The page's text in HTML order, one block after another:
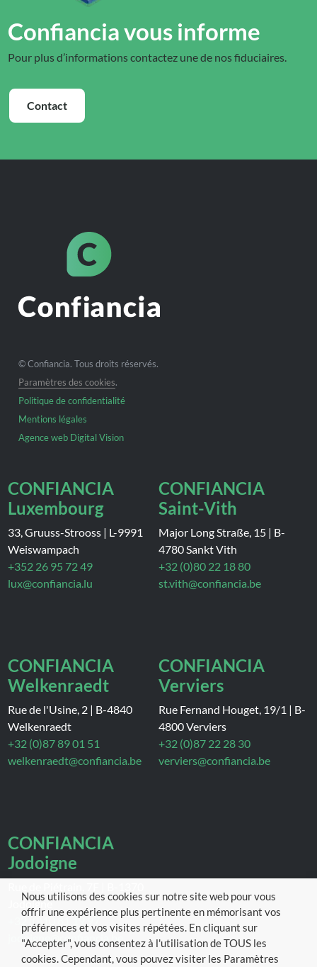
Confiancia vous informe
Pour plus d’informations contactez une de nos fiduciaires.
Contact
© Confiancia. Tous droits réservés.
Paramètres des cookies.
Politique de confidentialité
Mentions légales
Agence web Digital Vision
CONFIANCIA
Luxembourg
33, Gruuss-Strooss | L-9991
Weiswampach
+352 26 95 72 49
lux@confiancia.lu
CONFIANCIA
Saint-Vith
Major Long Straße, 15 | B-
4780 Sankt Vith
+32 (0)80 22 18 80
st.vith@confiancia.be
CONFIANCIA
Welkenraedt
Rue de l'Usine, 2 | B-4840
Welkenraedt
+32 (0)87 89 01 51
welkenraedt@confiancia.be
CONFIANCIA
Verviers
Rue Fernand Houget, 19/1 | B-
4800 Verviers
+32 (0)87 22 28 30
verviers@confiancia.be
CONFIANCIA
Jodoigne
Jodoigne
+32 (0)10 81 19 97
jodoigne@confiancia.be
Nous utilisons des cookies sur notre site web pour vous
offrir une expérience plus pertinente en mémorisant vos
préférences et vos visites répétées. En cliquant sur
"Accepter", vous consentez à l'utilisation de TOUS les
cookies. Cependant, vous pouvez visiter les Paramètres